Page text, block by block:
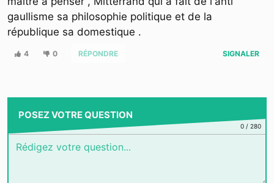
gaullisme sa philosophie politique et de la
république sa domestique .
4 0 RÉPONDRE SIGNALER
POSEZ VOTRE QUESTION
0/ 280